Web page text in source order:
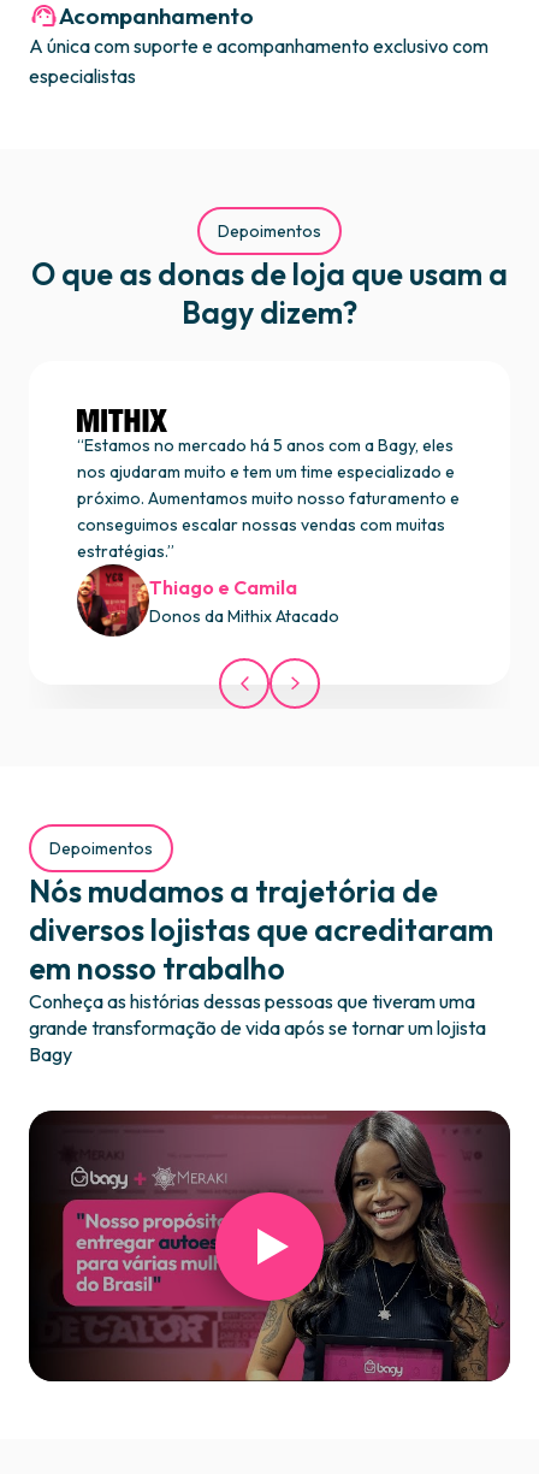
Acompanhamento
A única com suporte e acompanhamento exclusivo com
especialistas
Depoimentos
O que as donas de loja que usam a
Bagy dizem?
“Estamos no mercado há 5 anos com a Bagy, eles
nos ajudaram muito e tem um time especializado e
próximo. Aumentamos muito nosso faturamento e
conseguimos escalar nossas vendas com muitas
estratégias.”
Thiago e Camila
Donos da Mithix Atacado
Depoimentos
Nós mudamos a trajetória de
diversos lojistas que acreditaram
em nosso trabalho
Conheça as histórias dessas pessoas que tiveram uma
grande transformação de vida após se tornar um lojista
Bagy